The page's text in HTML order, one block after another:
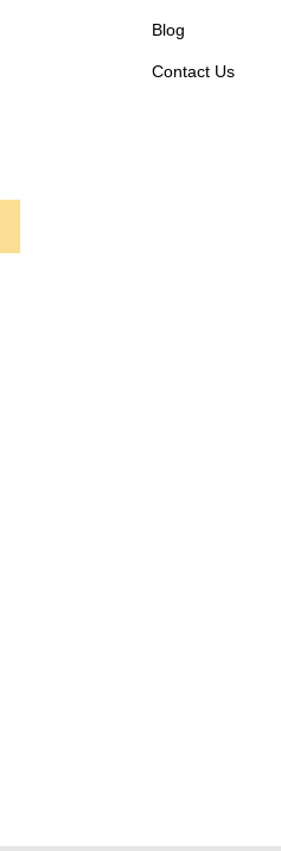
Blog
Contact Us